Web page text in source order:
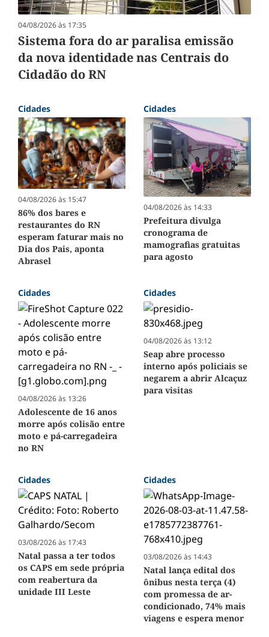
04/08/2026 às 17:35
Sistema fora do ar paralisa emissão
da nova identidade nas Centrais do
Cidadão do RN
Cidades
04/08/2026 às 15:47
86% dos bares e
restaurantes do RN
esperam faturar mais no
Dia dos Pais, aponta
Abrasel
Cidades
04/08/2026 às 14:33
Prefeitura divulga
cronograma de
mamografias gratuitas
para agosto
Cidades
04/08/2026 às 13:26
Adolescente de 16 anos
morre após colisão entre
moto e pá-carregadeira
no RN
Cidades
04/08/2026 às 13:12
Seap abre processo
interno após policiais se
negarem a abrir Alcaçuz
para visitas
Cidades
03/08/2026 às 17:43
Natal passa a ter todos
os CAPS em sede própria
com reabertura da
unidade III Leste
Cidades
03/08/2026 às 14:43
Natal lança edital dos
ônibus nesta terça (4)
com promessa de ar-
condicionado, 74% mais
viagens e espera menor